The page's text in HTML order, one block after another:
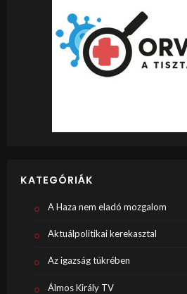
KATEGÓRIÁK
A Haza nem eladó mozgalom
Aktuálpolitikai kerekasztal
Az igazság tükrében
Álmos Király TV